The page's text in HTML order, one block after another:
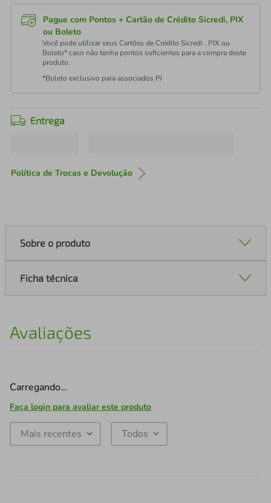
Pague com Pontos + Cartão de Crédito Sicredi, PIX
ou Boleto
Você pode utilizar seus Cartões de Crédito Sicredi , PIX ou
Boleto* caso não tenha pontos suficientes para a compra deste
produto.
*Boleto exclusivo para associados PJ
Entrega
Política de Trocas e Devolução
Sobre o produto
Ficha técnica
Avaliações
Carregando…
Faça login para avaliar este produto
Mais recentes Todos